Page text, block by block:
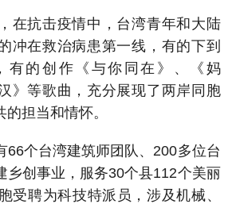
抗击疫情中，台湾青年和大陆
冲在救治病患第一线，有的下到
有的创作《与你同在》、《妈
》等歌曲，充分展现了两岸同胞
担当和情怀。
个台湾建筑师团队、200多位台
乡创事业，服务30个县112个美丽
受聘为科技特派员，涉及机械、